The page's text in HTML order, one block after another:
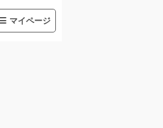
マイページ